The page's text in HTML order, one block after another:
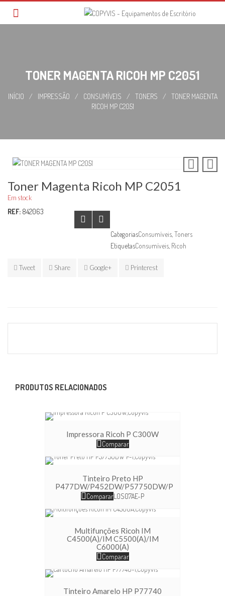
TONER MAGENTA RICOH MP C2051
INÍCIO / IMPRESSÃO / CONSUMÍVEIS / TONERS /
TONER MAGENTA
RICOH MP C2051
Toner Magenta Ricoh MP C2051
Em stock
REF: 842063
CategoriasConsumíveis Toners
EtiquetasConsumíveis Ricoh
Tweet Share Google+ Printerest
PRODUTOS RELACIONADOS
Impressora Ricoh P C300W
Comparar
Tinteiro Preto HP
P477DW/P452DW/P57750DW/P
CompararL0S07AE-P
Multifunções Ricoh IM
C4500(A)/IM C5500(A)/IM
C6000(A)
Comparar
Tinteiro Amarelo HP P77740